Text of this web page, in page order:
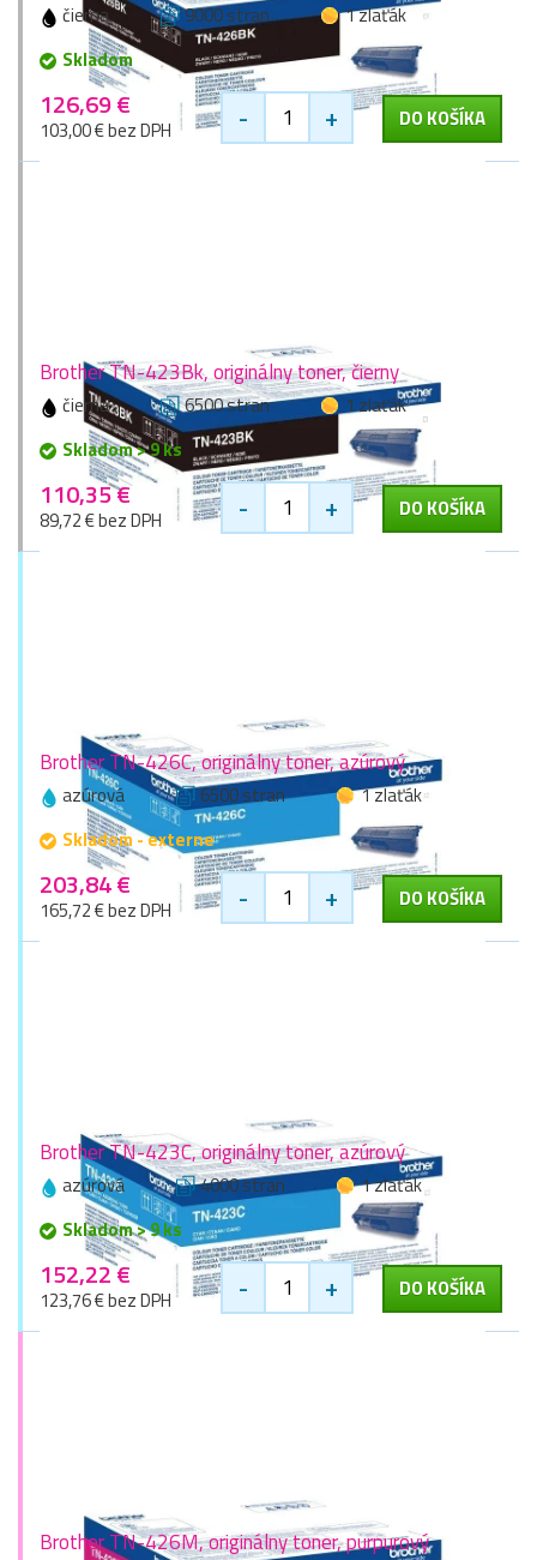
čierna 9000 stran
1 zlaťák
Skladom
126,69 €
103,00 € bez DPH - + DO KOŠÍKA
Brother TN-423Bk, originálny toner, čierny
čierna 6500 stran
1 zlaťák
Skladom > 9 ks
110,35 €
89,72 € bez DPH - + DO KOŠÍKA
Brother TN-426C, originálny toner, azúrový
azúrová 6500 stran
1 zlaťák
Skladom - externe
203,84 €
165,72 € bez DPH - + DO KOŠÍKA
Brother TN-423C, originálny toner, azúrový
azúrová 4000 stran
1 zlaťák
Skladom > 9 ks
152,22 €
123,76 € bez DPH - + DO KOŠÍKA
Brother TN-426M, originálny toner, purpurový